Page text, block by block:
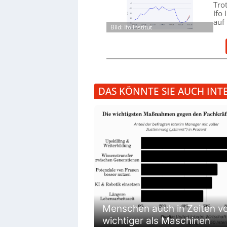
Bild: Ifo Institut
Ifo
auf
DAS KÖNNTE SIE AUCH
Menschen auch in Zeiten
wichtiger als Maschinen